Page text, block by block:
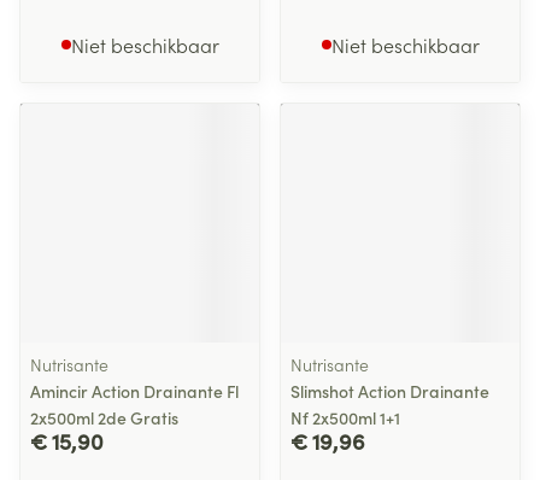
Niet beschikbaar Niet beschikbaar
Nutrisante
Amincir Action Drainante Fl
2x500ml 2de Gratis
€ 15,90
Nutrisante
Slimshot Action Drainante
Nf 2x500ml 1+1
€ 19,96